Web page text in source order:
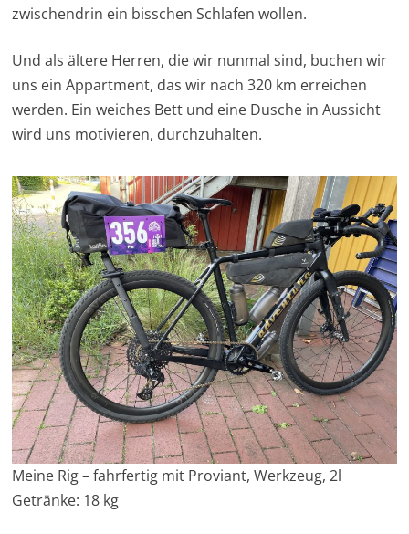
zwischendrin ein bisschen Schlafen wollen.
Und als ältere Herren, die wir nunmal sind, buchen wir
uns ein Appartment, das wir nach 320 km erreichen
werden. Ein weiches Bett und eine Dusche in Aussicht
wird uns motivieren, durchzuhalten.
Meine Rig – fahrfertig mit Proviant, Werkzeug, 2l
Getränke: 18 kg